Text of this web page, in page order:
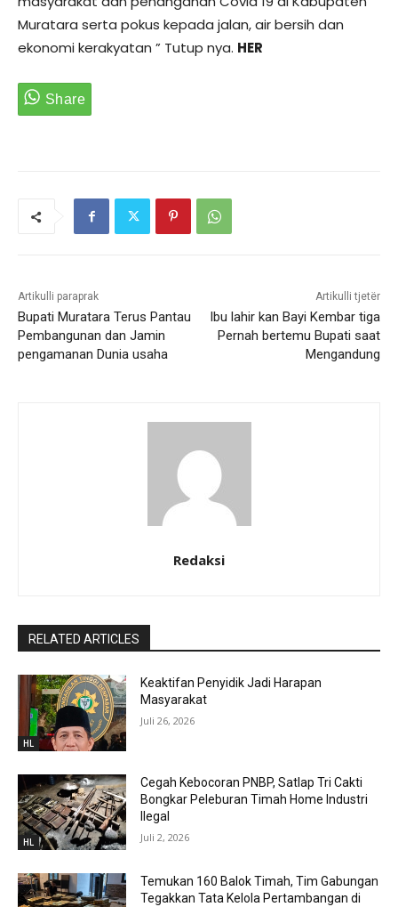
Muratara serta pokus kepada jalan, air bersih dan
ekonomi kerakyatan ” Tutup nya. HER
Artikulli paraprak
Bupati Muratara Terus Pantau
Pembangunan dan Jamin
pengamanan Dunia usaha
Artikulli tjetër
Ibu lahir kan Bayi Kembar tiga
Pernah bertemu Bupati saat
Mengandung
Redaksi
RELATED ARTICLES
HL
Keaktifan Penyidik Jadi Harapan
Masyarakat
Juli 26, 2026
HL
Cegah Kebocoran PNBP, Satlap Tri Cakti
Bongkar Peleburan Timah Home Industri
Ilegal
Juli 2, 2026
Temukan 160 Balok Timah, Tim Gabungan
Tegakkan Tata Kelola Pertambangan di